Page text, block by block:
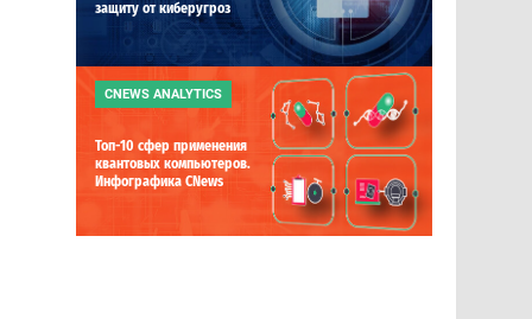
защиту от киберугроз
CNEWS ANALYTICS
Топ-10 сфер применения
квантовых компьютеров.
Инфографика CNews